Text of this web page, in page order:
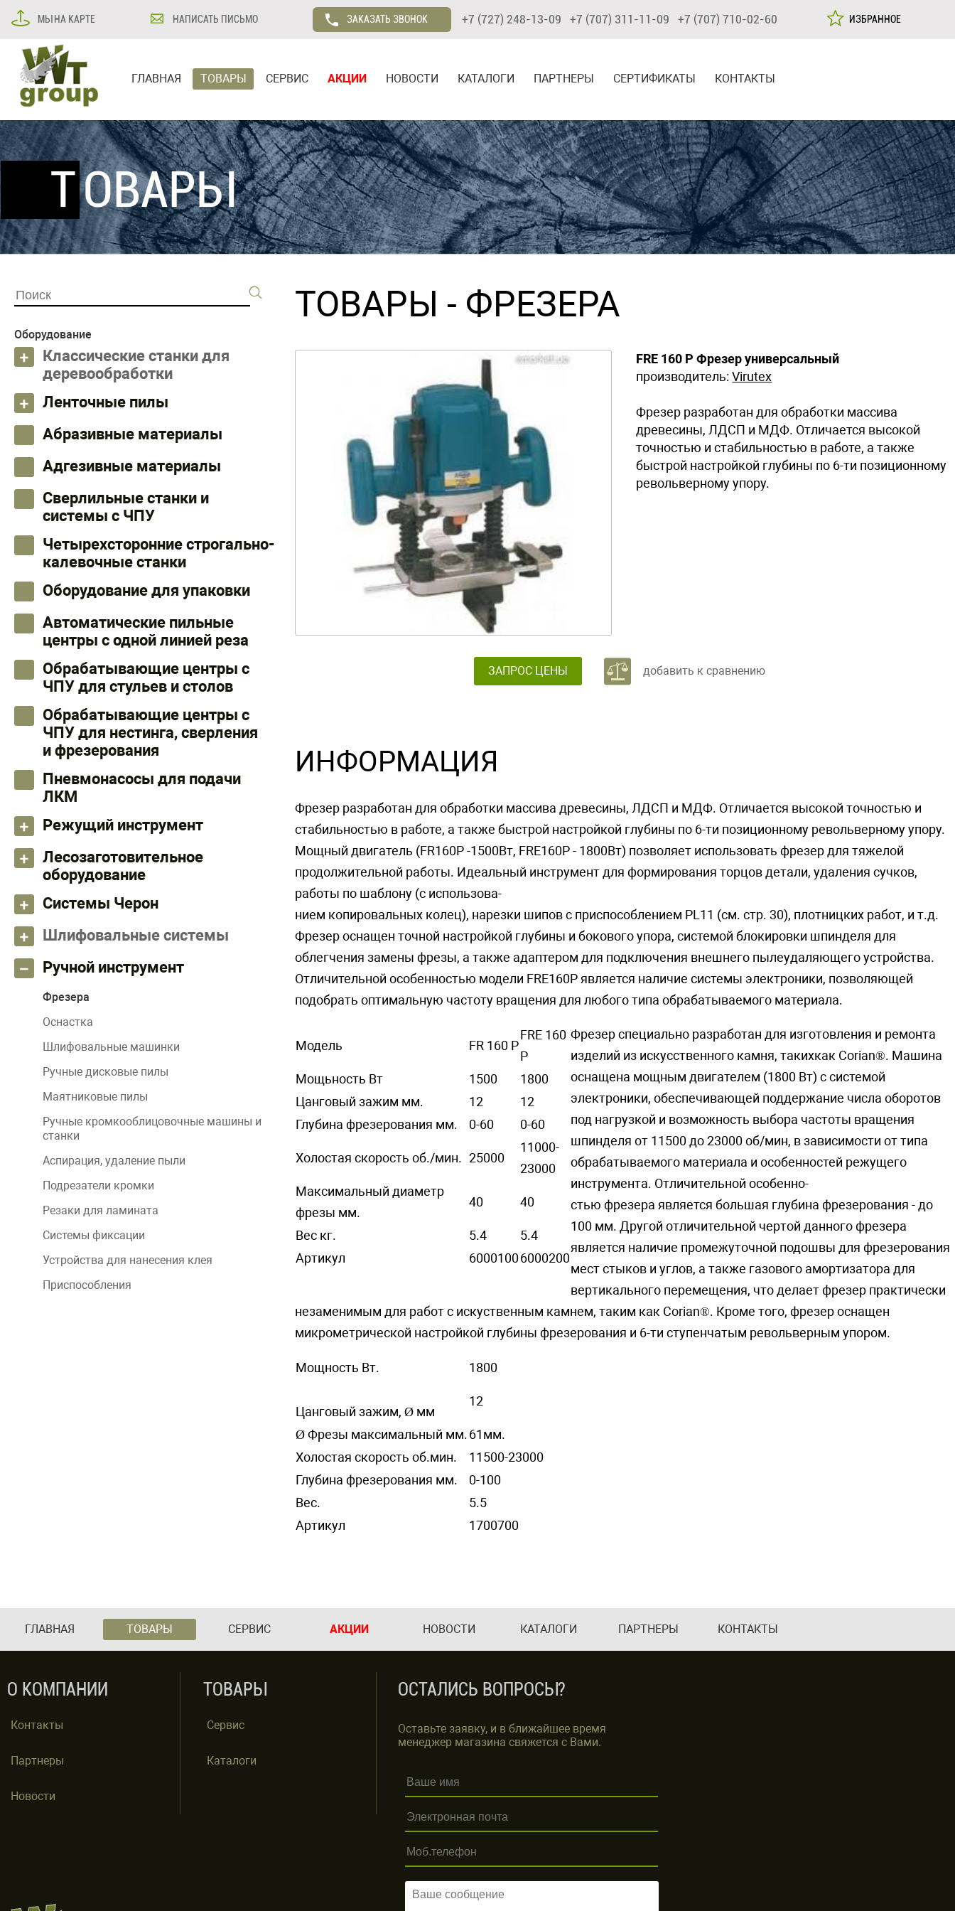
МЫ НА КАРТЕ НАПИСАТЬ ПИСЬМО ЗАКАЗАТЬ ЗВОНОК +7 (727) 248-13-09 +7 (707) 311-11-09 +7 (707) 710-02-60 ИЗБРАННОЕ
ГЛАВНАЯ ТОВАРЫ СЕРВИС АКЦИИ НОВОСТИ КАТАЛОГИ ПАРТНЕРЫ СЕРТИФИКАТЫ КОНТАКТЫ
ТОВАРЫ
Оборудование
Классические станки для
деревообработки
Ленточные пилы
Абразивные материалы
Адгезивные материалы
Сверлильные станки и
системы с ЧПУ
Четырехсторонние строгально-
калевочные станки
Оборудование для упаковки
Автоматические пильные
центры с одной линией реза
Обрабатывающие центры с
ЧПУ для стульев и столов
Обрабатывающие центры с
ЧПУ для нестинга, сверления
и фрезерования
Пневмонасосы для подачи
ЛКМ
Режущий инструмент
Лесозаготовительное
оборудование
Системы Черон
Шлифовальные системы
Ручной инструмент
Фрезера
Оснастка
Шлифовальные машинки
Ручные дисковые пилы
Маятниковые пилы
Ручные кромкооблицовочные машины и
станки
Аспирация, удаление пыли
Подрезатели кромки
Резаки для ламината
Системы фиксации
Устройства для нанесения клея
Приспособления
ТОВАРЫ - ФРЕЗЕРА
FRE 160 P Фрезер универсальный
производитель:Virutex
Фрезер разработан для обработки массива
древесины, ЛДСП и МДФ. Отличается высокой
точностью и стабильностью в работе, а также
быстрой настройкой глубины по 6-ти позиционному
револьверному упору.
добавить к сравнению
ЗАПРОС ЦЕНЫ
ИНФОРМАЦИЯ
Фрезер разработан для обработки массива древесины, ЛДСП и МДФ. Отличается высокой точностью и
стабильностью в работе, а также быстрой настройкой глубины по 6-ти позиционному револьверному упору.
Мощный двигатель (FR160P -1500Вт, FRE160P - 1800Вт) позволяет использовать фрезер для тяжелой
продолжительной работы. Идеальный инструмент для формирования торцов детали, удаления сучков,
работы по шаблону (с использова-
нием копировальных колец), нарезки шипов с приспособлением PL11 (см. стр. 30), плотницких работ, и т.д.
Фрезер оснащен точной настройкой глубины и бокового упора, системой блокировки шпинделя для
облегчения замены фрезы, а также адаптером для подключения внешнего пылеудаляющего устройства.
Отличительной особенностью модели FRE160P является наличие системы электроники, позволяющей
подобрать оптимальную частоту вращения для любого типа обрабатываемого материала.
Модель FR 160 P
FRE 160
P
Мощьность Вт
1500
1800
Цанговый зажим мм.
12
12
Глубина фрезерования мм.
0-60 0-60
Холостая скорость об./мин. 25000
11000-
23000
Максимальный диаметр
фрезы мм.
40 40
Вес кг. 5.4
5.4
Артикул
60001006000200
Фрезер специально разработан для изготовления и ремонта
изделий из искусственного камня, такихкак Corian®. Машина
оснащена мощным двигателем (1800 Вт) с системой
электроники, обеспечивающей поддержание числа оборотов
под нагрузкой и возможность выбора частоты вращения
шпинделя от 11500 до 23000 об/мин, в зависимости от типа
обрабатываемого материала и особенностей режущего
инструмента. Отличительной особенно-
стью фрезера является большая глубина фрезерования - до
100 мм. Другой отличительной чертой данного фрезера
является наличие промежуточной подошвы для фрезерования
мест стыков и углов, а также газового амортизатора для
вертикального перемещения, что делает фрезер практически
незаменимым для работ с искуственным камнем, таким как Corian®. Кроме того, фрезер оснащен
микрометрической настройкой глубины фрезерования и 6-ти ступенчатым револьверным упором.
Мощность Вт. 1800
Цанговый зажим, Ø мм
12
Ø Фрезы максимальный мм.61мм.
Холостая скорость об.мин.
11500-23000
Глубина фрезерования мм.
0-100
Вес.
5.5
Артикул
1700700
ГЛАВНАЯ ТОВАРЫ СЕРВИС АКЦИИ НОВОСТИ КАТАЛОГИ ПАРТНЕРЫ КОНТАКТЫ
О КОМПАНИИ
Контакты
Партнеры
Новости
ТОВАРЫ
Сервис
Каталоги
ОСТАЛИСЬ ВОПРОСЫ?
Оставьте заявку, и в ближайшее время
менеджер магазина свяжется с Вами.